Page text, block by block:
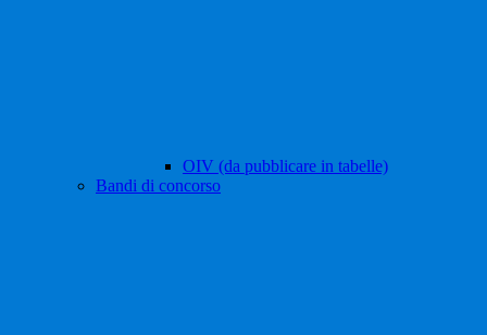
OIV (da pubblicare in tabelle)
Bandi di concorso